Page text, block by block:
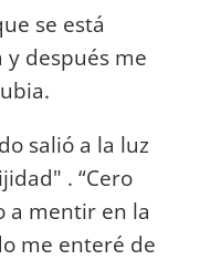
se está
y después me
salió a la luz
. “Cero
a mentir en la
me enteré de